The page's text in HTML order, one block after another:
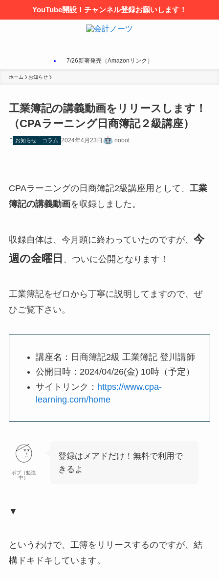
YouTube開設！チャンネル登録お願いします！
7/26新著発売（Amazonリンク）
ホーム お知らせ
工業簿記の講義動画をリリースします！
（CPAラーニング日商簿記２級講座）
お知らせ コラム 2024年4月23日 nobot
CPAラーニングの日商簿記2級講座用として、 工業
簿記の講義動画を収録しました。
収録自体は、今月頭に終わっていたのですが、 今
週の金曜日 、ついに公開となります！
工業簿記をゼロから丁寧に説明してますので、ぜ
ひご覧下さい。
講座名：日商簿記2級 工業簿記 登川講師
公開日時：2024/04/26(金) 10時（予定）
サイトリンク： https://www.cpa-
learning.com/home
ボブ（勉強
中）
登録はメアドだけ！無料で利用で
きるよ
▼
というわけで、工簿をリリースするのですが、結
構ドキドキしています。